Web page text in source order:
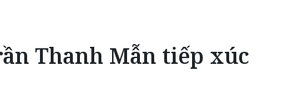
Thanh Mẫn tiếp xúc